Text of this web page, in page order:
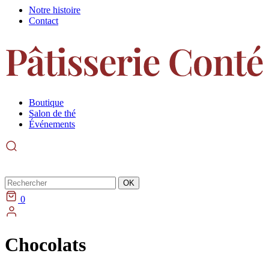
Notre histoire
Contact
Boutique
Salon de thé
Événements
Rechercher OK
0
Chocolats